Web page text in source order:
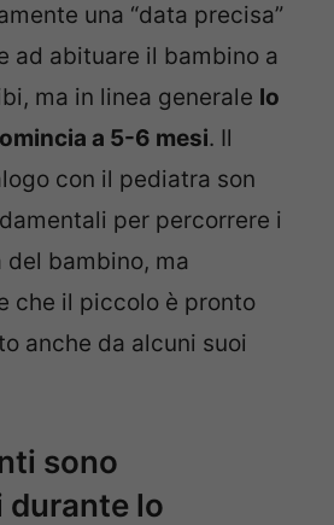
una “data precisa”
ad abituare il bambino a
ma in linea generale lo
a 5-6 mesi. Il
con il pediatra son
per percorrere i
bambino, ma
che il piccolo è pronto
anche da alcuni suoi
sono
lo